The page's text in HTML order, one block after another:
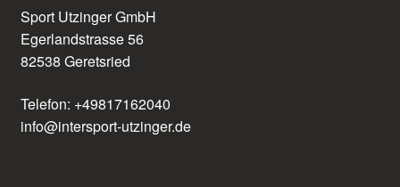
Sport Utzinger GmbH
Egerlandstrasse 56
82538 Geretsried
Telefon: +49817162040
info@intersport-utzinger.de